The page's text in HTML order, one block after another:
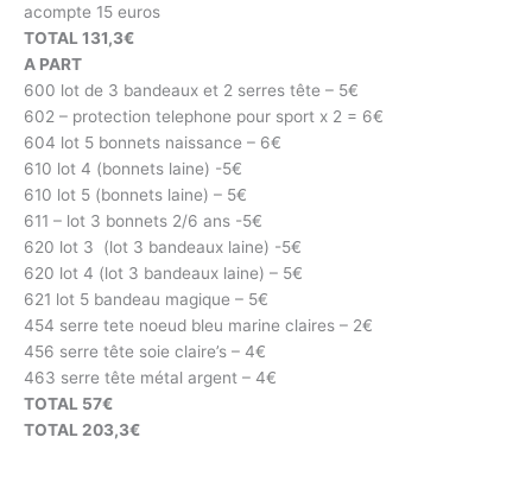
acompte 15 euros
TOTAL 131,3€
A PART
600 lot de 3 bandeaux et 2 serres tête – 5€
602 – protection telephone pour sport x 2 = 6€
604 lot 5 bonnets naissance – 6€
610 lot 4 (bonnets laine) -5€
610 lot 5 (bonnets laine) – 5€
611 – lot 3 bonnets 2/6 ans -5€
620 lot 3 (lot 3 bandeaux laine) -5€
620 lot 4 (lot 3 bandeaux laine) – 5€
621 lot 5 bandeau magique – 5€
454 serre tete noeud bleu marine claires – 2€
456 serre tête soie claire’s – 4€
463 serre tête métal argent – 4€
TOTAL 57€
TOTAL 203,3€